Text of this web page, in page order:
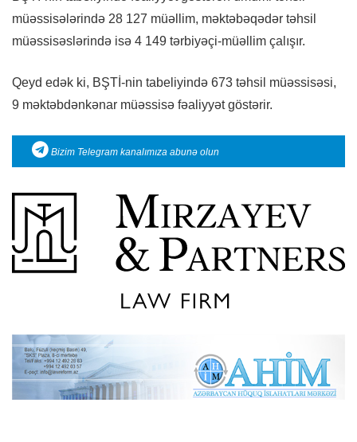
müəssisələrində 28 127 müəllim, məktəbəqədər təhsil
müəssisəslərində isə 4 149 tərbiyəçi-müəllim çalışır.
Qeyd edək ki, BŞTİ-nin tabeliyində 673 təhsil müəssisəsi,
9 məktəbdənkənar müəssisə fəaliyyət göstərir.
Bizim Telegram kanalımıza abunə olun